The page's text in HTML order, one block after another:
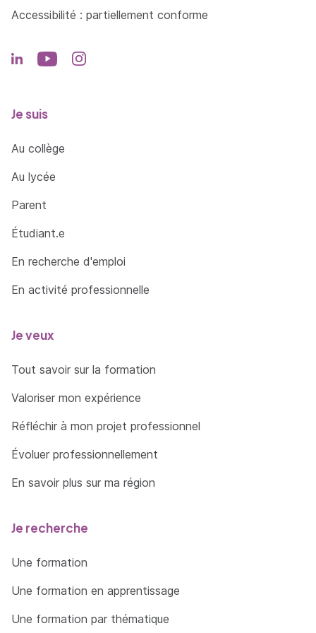
Mode d'affichage
Saisir et modifier du texte
Appliquer un masque
Gérer le texte et les objets
=> En savoir plus
Accessibilité : partiellement conforme
Je suis
Au collège
Au lycée
Parent
Étudiant.e
En recherche d'emploi
En activité professionnelle
Je veux
Tout savoir sur la formation
Valoriser mon expérience
Réfléchir à mon projet professionnel
Évoluer professionnellement
En savoir plus sur ma région
Je recherche
Une formation
Une formation en apprentissage
Une formation par thématique